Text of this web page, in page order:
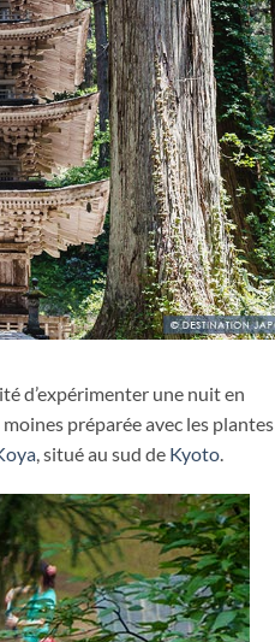
d’expérimenter une nuit en
préparée avec les plantes
, situé au sud de Kyoto.